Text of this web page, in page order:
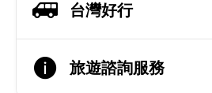
台灣好行
旅遊諮詢服務